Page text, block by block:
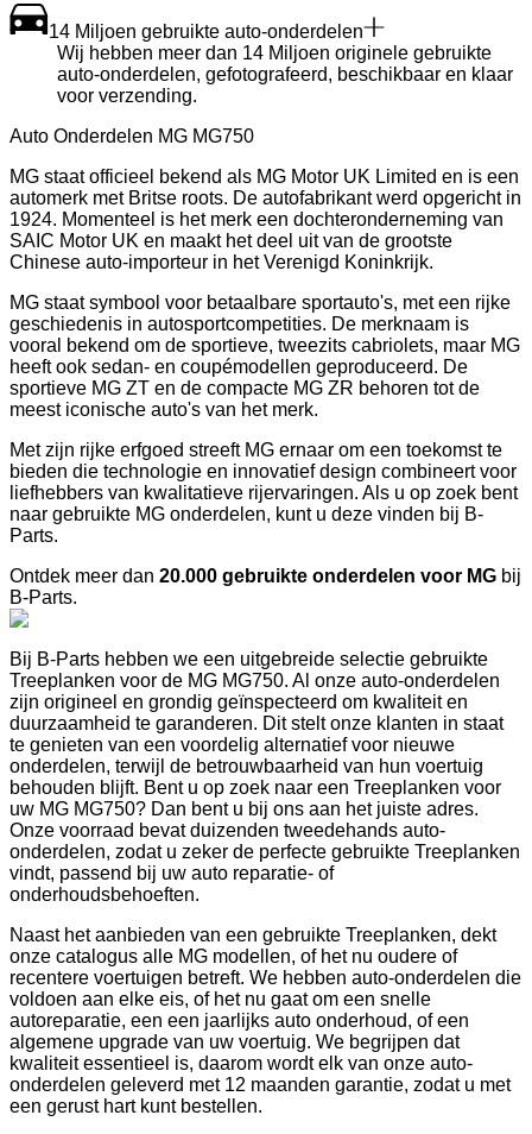
14 Miljoen gebruikte auto-onderdelen
Wij hebben meer dan 14 Miljoen originele gebruikte
auto-onderdelen, gefotografeerd, beschikbaar en klaar
voor verzending.
Auto Onderdelen MG MG750
MG staat officieel bekend als MG Motor UK Limited en is een
automerk met Britse roots. De autofabrikant werd opgericht in
1924. Momenteel is het merk een dochteronderneming van
SAIC Motor UK en maakt het deel uit van de grootste
Chinese auto-importeur in het Verenigd Koninkrijk.
MG staat symbool voor betaalbare sportauto's, met een rijke
geschiedenis in autosportcompetities. De merknaam is
vooral bekend om de sportieve, tweezits cabriolets, maar MG
heeft ook sedan- en coupémodellen geproduceerd. De
sportieve MG ZT en de compacte MG ZR behoren tot de
meest iconische auto's van het merk.
Met zijn rijke erfgoed streeft MG ernaar om een toekomst te
bieden die technologie en innovatief design combineert voor
liefhebbers van kwalitatieve rijervaringen. Als u op zoek bent
naar gebruikte MG onderdelen, kunt u deze vinden bij B-
Parts.
Ontdek meer dan 20.000 gebruikte onderdelen voor MG bij
B-Parts.
Bij B-Parts hebben we een uitgebreide selectie gebruikte
Treeplanken voor de MG MG750. Al onze auto-onderdelen
zijn origineel en grondig geïnspecteerd om kwaliteit en
duurzaamheid te garanderen. Dit stelt onze klanten in staat
te genieten van een voordelig alternatief voor nieuwe
onderdelen, terwijl de betrouwbaarheid van hun voertuig
behouden blijft. Bent u op zoek naar een Treeplanken voor
uw MG MG750? Dan bent u bij ons aan het juiste adres.
Onze voorraad bevat duizenden tweedehands auto-
onderdelen, zodat u zeker de perfecte gebruikte Treeplanken
vindt, passend bij uw auto reparatie- of
onderhoudsbehoeften.
Naast het aanbieden van een gebruikte Treeplanken, dekt
onze catalogus alle MG modellen, of het nu oudere of
recentere voertuigen betreft. We hebben auto-onderdelen die
voldoen aan elke eis, of het nu gaat om een snelle
autoreparatie, een een jaarlijks auto onderhoud, of een
algemene upgrade van uw voertuig. We begrijpen dat
kwaliteit essentieel is, daarom wordt elk van onze auto-
onderdelen geleverd met 12 maanden garantie, zodat u met
een gerust hart kunt bestellen.